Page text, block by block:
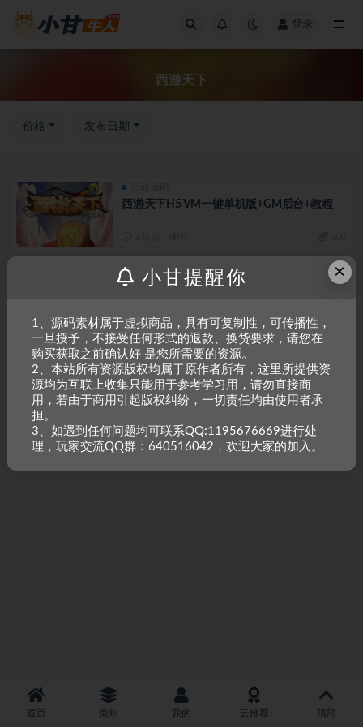
登录
西游天下
价格 发布日期
西游天下H5 VM一键单机版+GM后台+教程
Copyright © 2023 小甘牛人资源网 - All rights reserved
粤ICP备2023002201
号-1
本站是一个坚持做精品资源的网站，会长期坚持更新资源，以共享为原则，尊
重原创，如需搬资源请先与站长沟通，恶意搬运封禁账号。
首页 类别 我的 云推荐 顶部
×
小甘提醒你
1、源码素材属于虚拟商品，具有可复制性，可传播性，
一旦授予，不接受任何形式的退款、换货要求，请您在
购买获取之前确认好 是您所需要的资源。
2、本站所有资源版权均属于原作者所有，这里所提供资
源均为互联上收集只能用于参考学习用，请勿直接商
用，若由于商用引起版权纠纷，一切责任均由使用者承
担。
3、如遇到任何问题均可联系QQ:1195676669进行处
理，玩家交流QQ群：640516042，欢迎大家的加入。